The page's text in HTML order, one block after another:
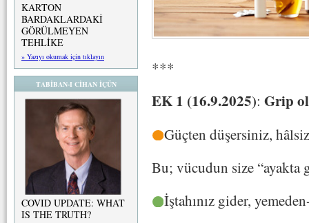
KARTON
BARDAKLARDAKİ
GÖRÜLMEYEN
TEHLİKE
» Yazıyı okumak için tıklayın
TABİBAN-I CİHAN İÇÜN
COVID UPDATE: WHAT
IS THE TRUTH?
***
EK 1 (16.9.2025): Grip
Güçten düşersiniz,
Bu; vücudun size “ayakta
İştahınız gider,